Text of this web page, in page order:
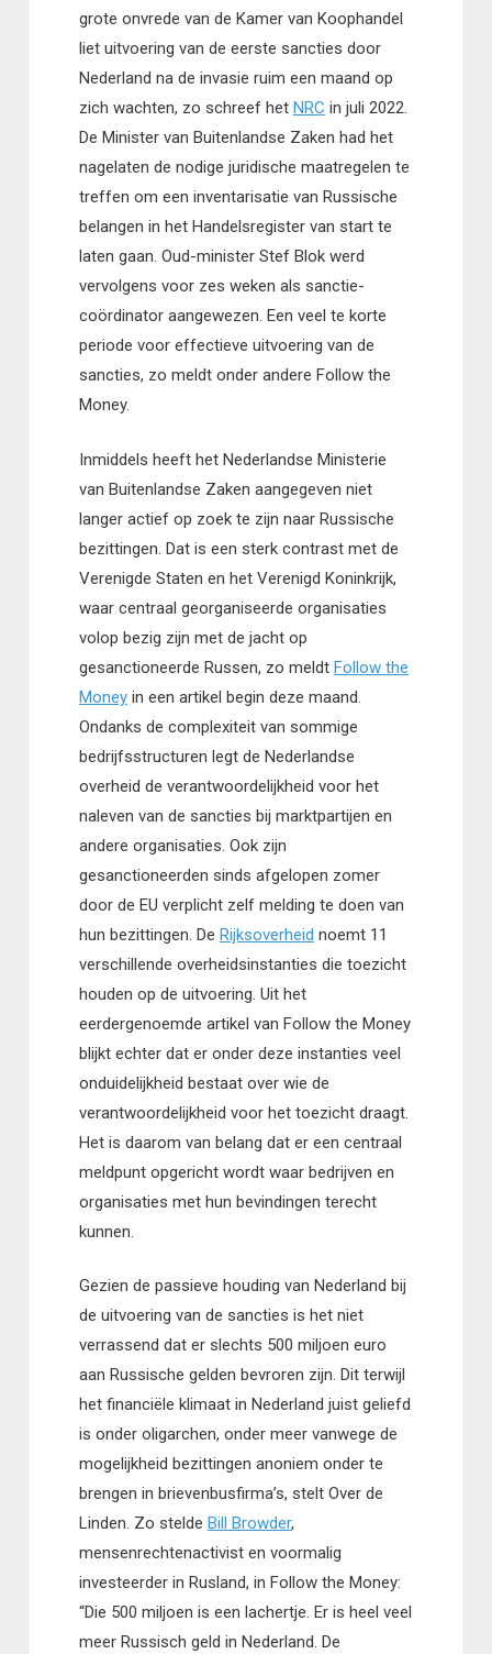
grote onvrede van de Kamer van Koophandel
liet uitvoering van de eerste sancties door
Nederland na de invasie ruim een maand op
zich wachten, zo schreef het NRC in juli 2022.
De Minister van Buitenlandse Zaken had het
nagelaten de nodige juridische maatregelen te
treffen om een inventarisatie van Russische
belangen in het Handelsregister van start te
laten gaan. Oud-minister Stef Blok werd
vervolgens voor zes weken als sanctie-
coördinator aangewezen. Een veel te korte
periode voor effectieve uitvoering van de
sancties, zo meldt onder andere Follow the
Money.
Inmiddels heeft het Nederlandse Ministerie
van Buitenlandse Zaken aangegeven niet
langer actief op zoek te zijn naar Russische
bezittingen. Dat is een sterk contrast met de
Verenigde Staten en het Verenigd Koninkrijk,
waar centraal georganiseerde organisaties
volop bezig zijn met de jacht op
gesanctioneerde Russen, zo meldt Follow the
Moneyin een artikel begin deze maand.
Ondanks de complexiteit van sommige
bedrijfsstructuren legt de Nederlandse
overheid de verantwoordelijkheid voor het
naleven van de sancties bij marktpartijen en
andere organisaties. Ook zijn
gesanctioneerden sinds afgelopen zomer
door de EU verplicht zelf melding te doen van
hun bezittingen. De Rijksoverheid noemt 11
verschillende overheidsinstanties die toezicht
houden op de uitvoering. Uit het
eerdergenoemde artikel van Follow the Money
blijkt echter dat er onder deze instanties veel
onduidelijkheid bestaat over wie de
verantwoordelijkheid voor het toezicht draagt.
Het is daarom van belang dat er een centraal
meldpunt opgericht wordt waar bedrijven en
organisaties met hun bevindingen terecht
kunnen.
Gezien de passieve houding van Nederland bij
de uitvoering van de sancties is het niet
verrassend dat er slechts 500 miljoen euro
aan Russische gelden bevroren zijn. Dit terwijl
het financiële klimaat in Nederland juist geliefd
is onder oligarchen, onder meer vanwege de
mogelijkheid bezittingen anoniem onder te
brengen in brievenbusfirma’s, stelt Over de
Linden. Zo stelde Bill Browder,
mensenrechtenactivist en voormalig
investeerder in Rusland, in Follow the Money:
“Die 500 miljoen is een lachertje. Er is heel veel
meer Russisch geld in Nederland. De